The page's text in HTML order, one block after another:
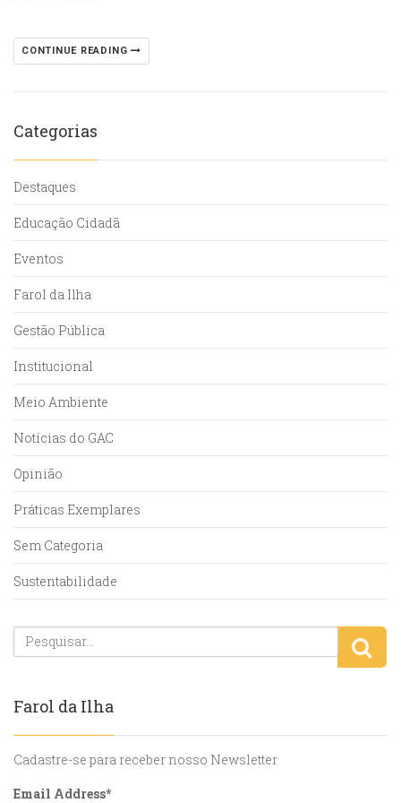
CONTINUE READING
Categorias
Destaques
Educação Cidadã
Eventos
Farol da Ilha
Gestão Pública
Institucional
Meio Ambiente
Notícias do GAC
Opinião
Práticas Exemplares
Sem Categoria
Sustentabilidade
Farol da Ilha
Cadastre-se para receber nosso Newsletter
Email Address*